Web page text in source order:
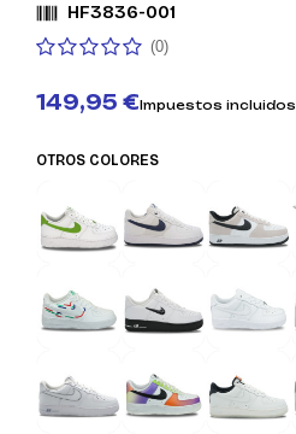
HF3836-001
(0)
149,95 €Impuestos incluidos
OTROS COLORES